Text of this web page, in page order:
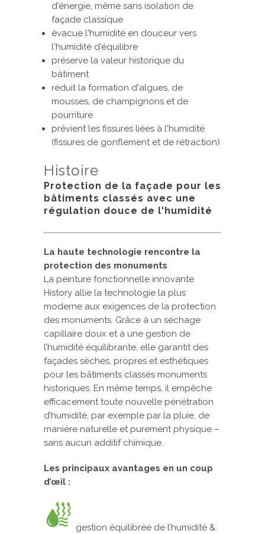
d'énergie, même sans isolation de
façade classique
évacue l'humidité en douceur vers
l'humidité d'équilibre
préserve la valeur historique du
bâtiment
réduit la formation d'algues, de
mousses, de champignons et de
pourriture
prévient les fissures liées à l'humidité
(fissures de gonflement et de rétraction)
Histoire
Protection de la façade pour les
bâtiments classés avec une
régulation douce de l'humidité
La haute technologie rencontre la
protection des monuments
La peinture fonctionnelle innovante
History allie la technologie la plus
moderne aux exigences de la protection
des monuments. Grâce à un séchage
capillaire doux et à une gestion de
l’humidité équilibrante, elle garantit des
façades sèches, propres et esthétiques
pour les bâtiments classés monuments
historiques. En même temps, il empêche
efficacement toute nouvelle pénétration
d’humidité, par exemple par la pluie, de
manière naturelle et purement physique –
sans aucun additif chimique.
Les principaux avantages en un coup
d’œil :
gestion équilibrée de l’humidité &